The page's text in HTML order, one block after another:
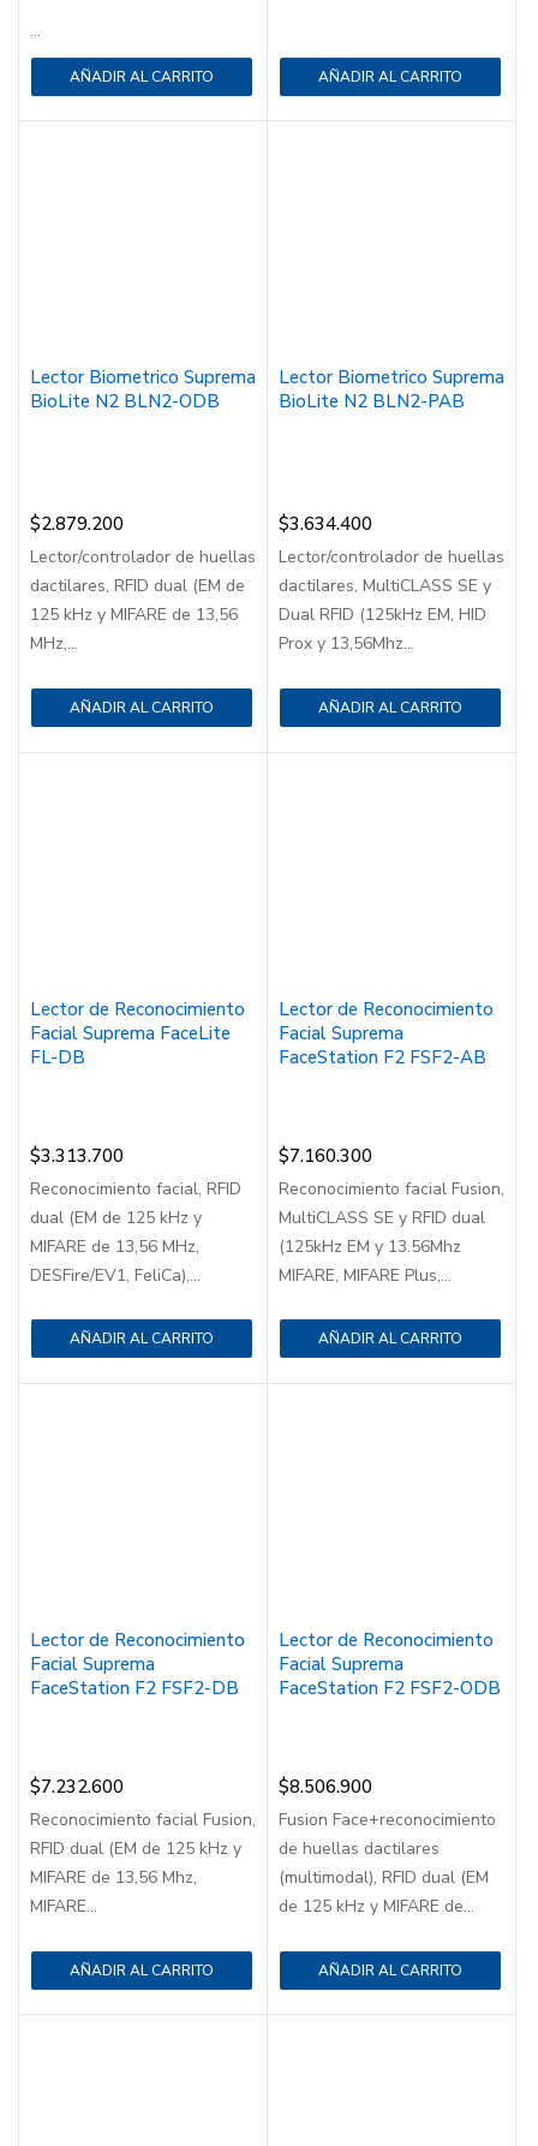
...
AÑADIR AL CARRITO AÑADIR AL CARRITO
Lector Biometrico Suprema
BioLite N2 BLN2-ODB
$2.879.200
Lector/controlador de huellas
dactilares, RFID dual (EM de
125 kHz y MIFARE de 13,56
MHz,...
AÑADIR AL CARRITO
Lector Biometrico Suprema
BioLite N2 BLN2-PAB
$3.634.400
Lector/controlador de huellas
dactilares, MultiCLASS SE y
Dual RFID (125kHz EM, HID
Prox y 13,56Mhz...
AÑADIR AL CARRITO
Lector de Reconocimiento
Facial Suprema FaceLite
FL-DB
$3.313.700
Reconocimiento facial, RFID
dual (EM de 125 kHz y
MIFARE de 13,56 MHz,
DESFire/EV1, FeliCa),...
AÑADIR AL CARRITO
Lector de Reconocimiento
Facial Suprema
FaceStation F2 FSF2-AB
$7.160.300
Reconocimiento facial Fusion,
MultiCLASS SE y RFID dual
(125kHz EM y 13.56Mhz
MIFARE, MIFARE Plus,...
AÑADIR AL CARRITO
Lector de Reconocimiento
Facial Suprema
FaceStation F2 FSF2-DB
$7.232.600
Reconocimiento facial Fusion,
RFID dual (EM de 125 kHz y
MIFARE de 13,56 Mhz,
MIFARE...
AÑADIR AL CARRITO
Lector de Reconocimiento
Facial Suprema
FaceStation F2 FSF2-ODB
$8.506.900
Fusion Face+reconocimiento
de huellas dactilares
(multimodal), RFID dual (EM
de 125 kHz y MIFARE de...
AÑADIR AL CARRITO